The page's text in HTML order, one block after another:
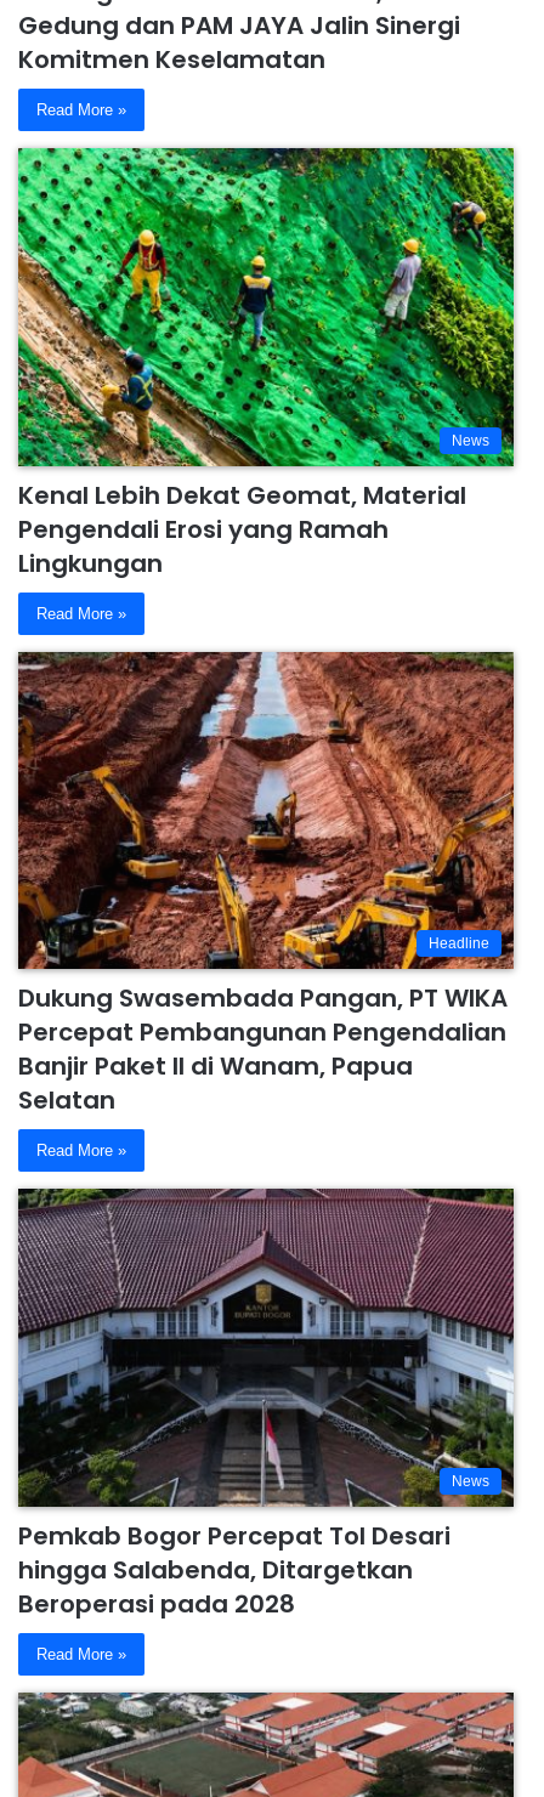
Gedung dan PAM JAYA Jalin Sinergi
Komitmen Keselamatan
Read More »
News
Kenal Lebih Dekat Geomat, Material
Pengendali Erosi yang Ramah
Lingkungan
Read More »
Headline
Dukung Swasembada Pangan, PT WIKA
Percepat Pembangunan Pengendalian
Banjir Paket II di Wanam, Papua
Selatan
Read More »
News
Pemkab Bogor Percepat Tol Desari
hingga Salabenda, Ditargetkan
Beroperasi pada 2028
Read More »